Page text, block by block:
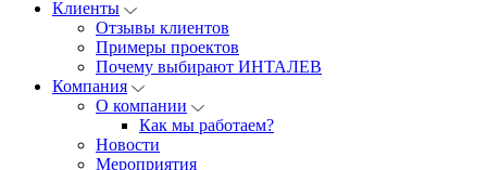
Клиенты
Отзывы клиентов
Примеры проектов
Почему выбирают ИНТАЛЕВ
Компания
О компании
Как мы работаем?
Новости
Мероприятия